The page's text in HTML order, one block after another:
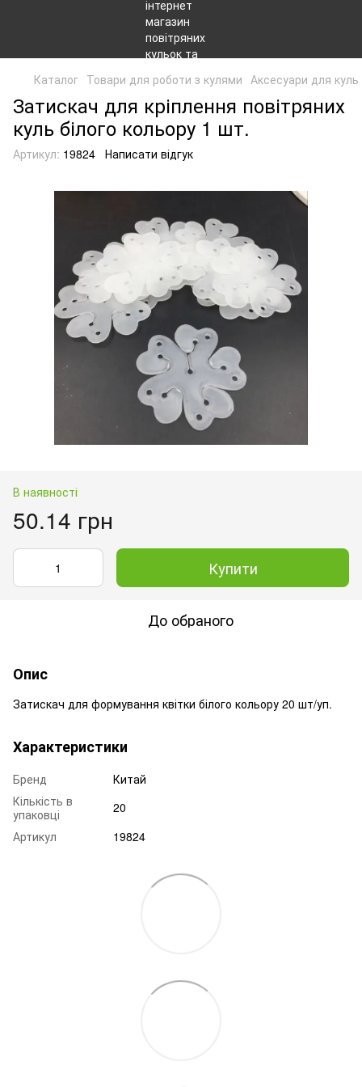
Каталог Товари для роботи з кулями Аксесуари для куль
Затискач для кріплення повітряних
куль білого кольору 1 шт.
Артикул: 19824 Написати відгук
В наявності
50.14 грн
Купити
До обраного
Опис
Затискач для формування квітки білого кольору 20 шт/уп.
Характеристики
Бренд
Китай
Кількість в
упаковці
20
Артикул
19824